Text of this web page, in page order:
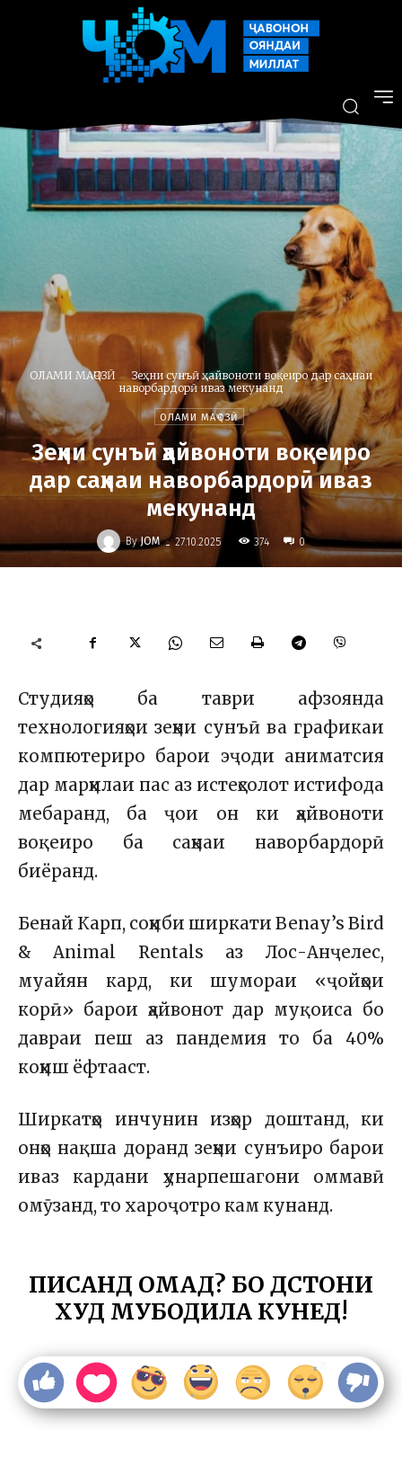
ОЛАМИ МАҶОЗӢ
Зеҳни сунъӣ ҳайвоноти воқеиро дар саҳнаи
наворбардорӣ иваз мекунанд
ОЛАМИ МАҶОЗӢ
Зеҳни сунъӣ ҳайвоноти воқеиро
дар саҳнаи наворбардорӣ иваз
мекунанд
By JOM - 27.10.2025 374 0
Студияҳо ба таври афзоянда
технологияҳои зеҳни сунъӣ ва графикаи
компютериро барои эҷоди аниматсия
дар марҳилаи пас аз истеҳсолот истифода
мебаранд, ба ҷои он ки ҳайвоноти
воқеиро ба саҳнаи наворбардорӣ
биёранд.
Бенай Карп, соҳиби ширкати Benay’s Bird
& Animal Rentals аз Лос-Анҷелес,
муайян кард, ки шумораи «ҷойҳои
корӣ» барои ҳайвонот дар муқоиса бо
давраи пеш аз пандемия то ба 40%
коҳиш ёфтааст.
Ширкатҳо инчунин изҳор доштанд, ки
онҳо нақша доранд зеҳни сунъиро барои
иваз кардани ҳунарпешагони оммавӣ
омӯзанд, то хароҷотро кам кунанд.
ПИСАНД ОМАД? БО ДӮСТОНИ
ХУД МУБОДИЛА КУНЕД!